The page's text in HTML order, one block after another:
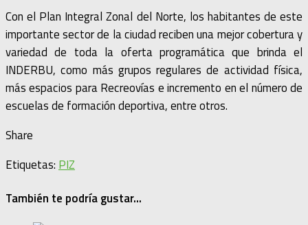
Con el Plan Integral Zonal del Norte, los habitantes de este
importante sector de la ciudad reciben una mejor cobertura y
variedad de toda la oferta programática que brinda el
INDERBU, como más grupos regulares de actividad física,
más espacios para Recreovías e incremento en el número de
escuelas de formación deportiva, entre otros.
Share
Etiquetas:PIZ
También te podría gustar...